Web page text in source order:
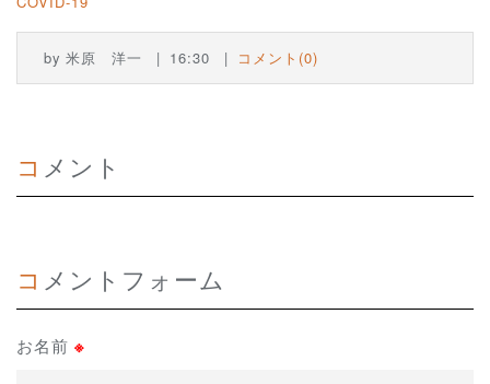
by 米原 洋一 16:30 コメント(0)
コメント
コメントフォーム
お名前 ※